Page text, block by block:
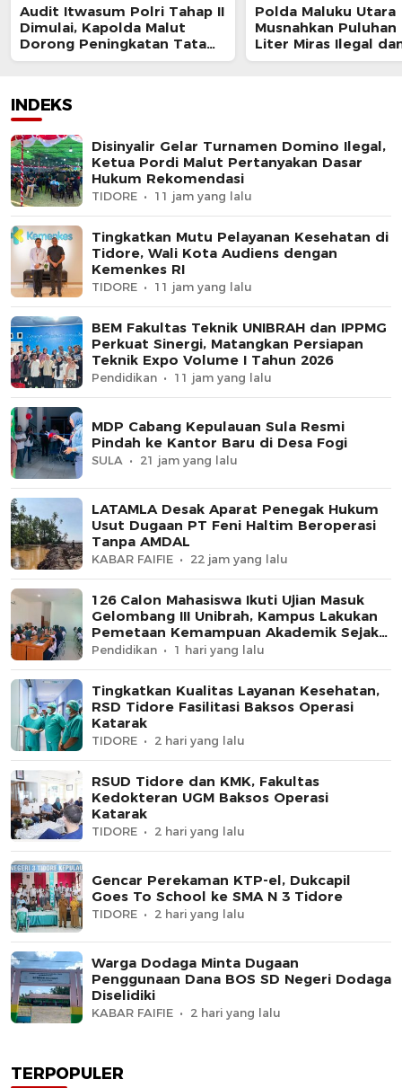
Audit Itwasum Polri Tahap II
Dimulai, Kapolda Malut
Dorong Peningkatan Tata
Kelola Organisasi yang
Polda Maluku Utara
Musnahkan Puluhan
Liter Miras Ilegal
Bongkar Jaringan
INDEKS
Disinyalir Gelar Turnamen Domino Ilegal,
Ketua Pordi Malut Pertanyakan Dasar
Hukum Rekomendasi
TIDORE 11 jam yang lalu
Tingkatkan Mutu Pelayanan Kesehatan di
Tidore, Wali Kota Audiens dengan
Kemenkes RI
TIDORE 11 jam yang lalu
BEM Fakultas Teknik UNIBRAH dan IPPMG
Perkuat Sinergi, Matangkan Persiapan
Teknik Expo Volume I Tahun 2026
Pendidikan 11 jam yang lalu
MDP Cabang Kepulauan Sula Resmi
Pindah ke Kantor Baru di Desa Fogi
SULA 21 jam yang lalu
LATAMLA Desak Aparat Penegak Hukum
Usut Dugaan PT Feni Haltim Beroperasi
Tanpa AMDAL
KABAR FAIFIE 22 jam yang lalu
126 Calon Mahasiswa Ikuti Ujian Masuk
Gelombang III Unibrah, Kampus Lakukan
Pemetaan Kemampuan Akademik Sejak
Awal
Pendidikan 1 hari yang lalu
Tingkatkan Kualitas Layanan Kesehatan,
RSD Tidore Fasilitasi Baksos Operasi
Katarak
TIDORE 2 hari yang lalu
RSUD Tidore dan KMK, Fakultas
Kedokteran UGM Baksos Operasi
Katarak
TIDORE 2 hari yang lalu
Gencar Perekaman KTP-el, Dukcapil
Goes To School ke SMA N 3 Tidore
TIDORE 2 hari yang lalu
Warga Dodaga Minta Dugaan
Penggunaan Dana BOS SD Negeri Dodaga
Diselidiki
KABAR FAIFIE 2 hari yang lalu
TERPOPULER